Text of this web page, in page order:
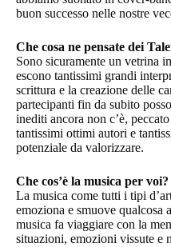
buon successo nelle nostre
Che cosa ne pensate dei
Sono sicuramente un vetrina
escono tantissimi grandi
scrittura e la creazione delle
partecipanti fin da subito
inediti ancora non c’è,
tantissimi ottimi autori e
potenziale da valorizzare.
Che cos’è la musica per voi?
La musica come tutti i tipi
emoziona e smuove qualcosa
musica fa viaggiare con la
situazioni, emozioni vissute e